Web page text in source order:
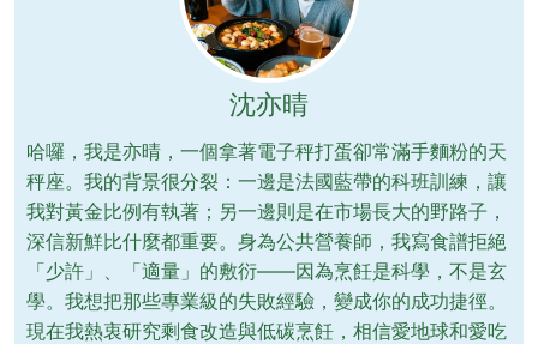
沈亦晴
哈囉，我是亦晴，一個拿著電子秤打蛋卻常滿手麵粉的天
秤座。我的背景很分裂：一邊是法國藍帶的科班訓練，讓
我對黃金比例有執著；另一邊則是在市場長大的野路子，
深信新鮮比什麼都重要。身為公共營養師，我寫食譜拒絕
「少許」、「適量」的敷衍——因為烹飪是科學，不是玄
學。我想把那些專業級的失敗經驗，變成你的成功捷徑。
現在我熱衷研究剩食改造與低碳烹飪，相信愛地球和愛吃